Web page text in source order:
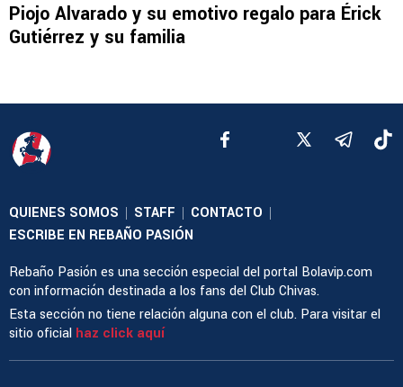
Piojo Alvarado y su emotivo regalo para Érick
Gutiérrez y su familia
QUIENES SOMOS STAFF CONTACTO
ESCRIBE EN REBAÑO PASIÓN
Rebaño Pasión es una sección especial del portal Bolavip.com
con información destinada a los fans del Club Chivas.
Esta sección no tiene relación alguna con el club. Para visitar el
sitio oficial haz click aquí